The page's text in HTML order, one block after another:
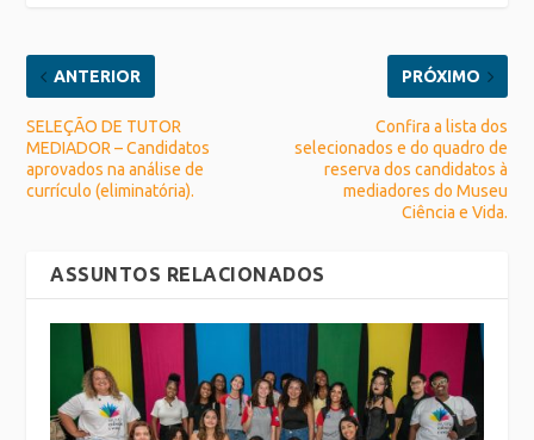
ANTERIOR
SELEÇÃO DE TUTOR
MEDIADOR – Candidatos
aprovados na análise de
currículo (eliminatória).
PRÓXIMO
Confira a lista dos
selecionados e do quadro de
reserva dos candidatos à
mediadores do Museu
Ciência e Vida.
ASSUNTOS RELACIONADOS